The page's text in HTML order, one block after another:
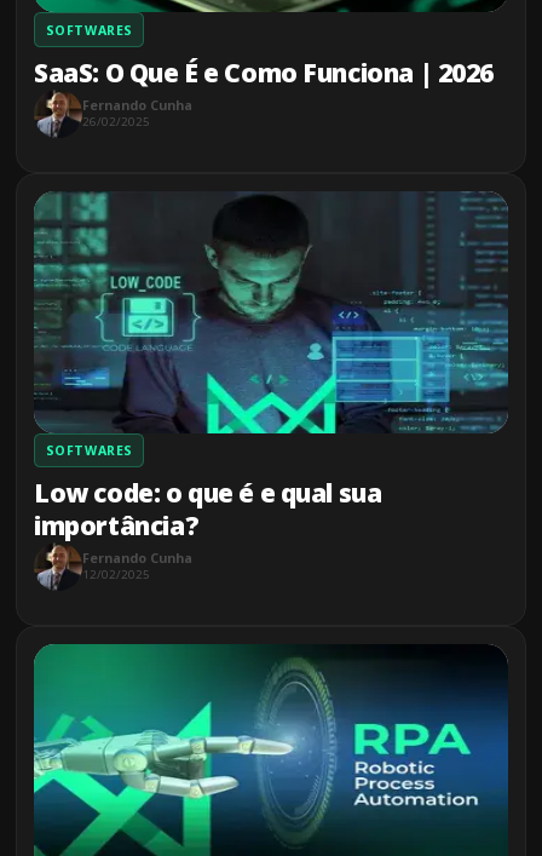
SOFTWARES
SaaS: O Que É e Como Funciona | 2026
Fernando Cunha
26/02/2025
SOFTWARES
Low code: o que é e qual sua
importância?
Fernando Cunha
12/02/2025